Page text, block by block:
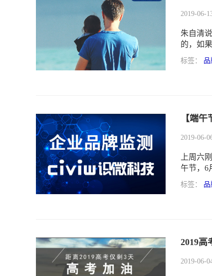
2019-06-
朱自清
的，如
为儿子
的父亲
标签：
【端
2019-06-
上周六
午节，6
还在纠
吧～一
标签：
2019高
2019-06-